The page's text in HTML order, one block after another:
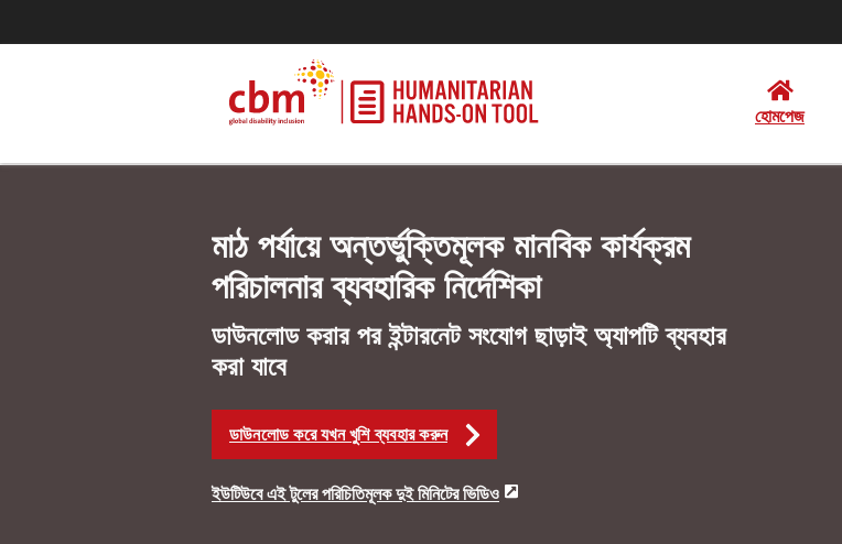
হোমপেজ
মাঠ পর্যায়ে অন্তর্ভুক্তিমূলক মানবিক কার্যক্রম
পরিচালনার ব্যবহারিক নির্দেশিকা
ডাউনলোড করার পর ইন্টারনেট সংযোগ ছাড়াই অ্যাপটি ব্যবহার
করা যাবে
ডাউনলোড করে যখন খুশি ব্যবহার করুন
ইউটিউবে এই টুলের পরিচিতিমূলক দুই মিনিটের ভিডিও